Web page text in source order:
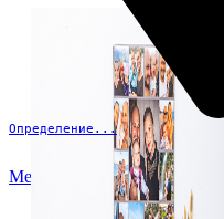
Определение...
Меню